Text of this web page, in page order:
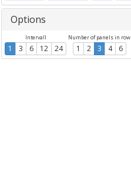
Options
Intervall
1 3 6 12 24
Number of panels in row
1 2 3 4 6